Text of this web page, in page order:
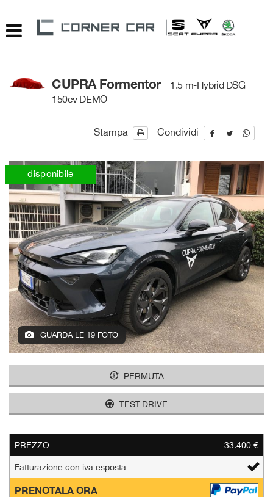
CUPRA Formentor
1.5 m-Hybrid DSG
150cv DEMO
Stampa Condividi
disponibile
GUARDA LE 19 FOTO
PERMUTA
TEST-DRIVE
PREZZO 33.400 €
Fatturazione con iva esposta
PRENOTALA ORA
tue
esprimere
tue
preferenze
di
consenso
alle
tecnologie
di
tracciamento
che
adottiamo
per
offrire
le
funzionalità
e
le
di
descritte.
Per
maggiori
informazioni